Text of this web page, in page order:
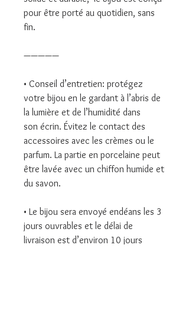
pour être porté au quotidien, sans
fin.
—————
• Conseil d’entretien: protégez
votre bijou en le gardant à l’abris de
la lumière et de l’humidité dans
son écrin. Évitez le contact des
accessoires avec les crèmes ou le
parfum. La partie en porcelaine peut
être lavée avec un chiffon humide et
du savon.
• Le bijou sera envoyé endéans les 3
jours ouvrables et le délai de
livraison est d’environ 10 jours